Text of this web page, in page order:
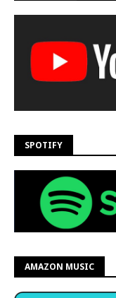
SPOTIFY
AMAZON MUSIC